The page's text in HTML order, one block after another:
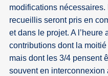
modifications
recueillis seront pris en
et dans le projet. A
contributions dont la
mais dont les 3/4 pensent
souvent en interconnexion